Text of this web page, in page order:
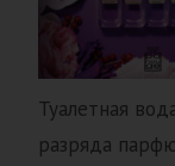
Туалетная
разряда